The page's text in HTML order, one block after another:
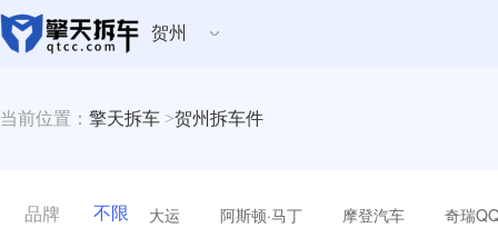
贺州
当前位置： 擎天拆车 >贺州拆车件
品牌 不限 大运 阿斯顿·马丁 摩登汽车 奇瑞